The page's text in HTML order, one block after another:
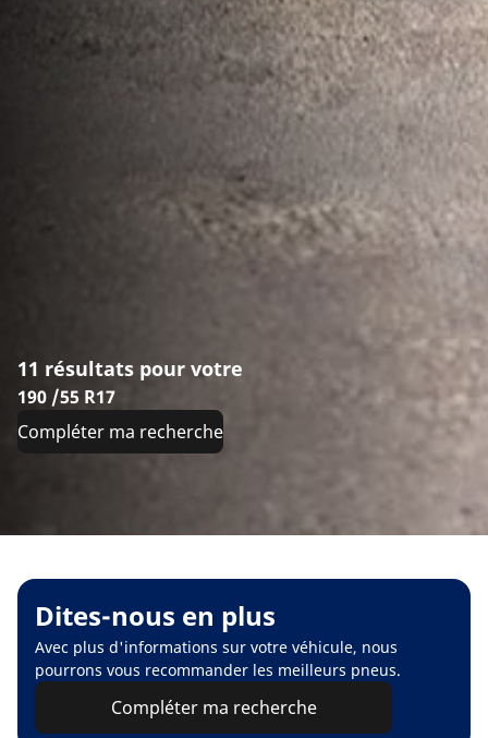
11 résultats pour votre
190 /55 R17
Compléter ma recherche
Dites-nous en plus
Avec plus d'informations sur votre véhicule, nous
pourrons vous recommander les meilleurs pneus.
Compléter ma recherche